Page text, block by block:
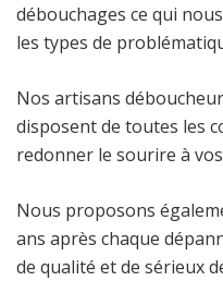
débouchages ce qui
les types de
Nos artisans
disposent de toutes les
redonner le sourire à
Nous proposons
ans après chaque
de qualité et de sérieux